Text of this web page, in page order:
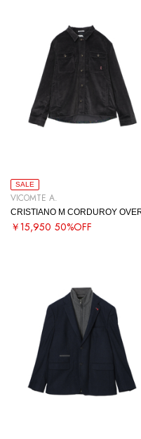
SALE
VICOMTE A.
￥15,950 50%OFF